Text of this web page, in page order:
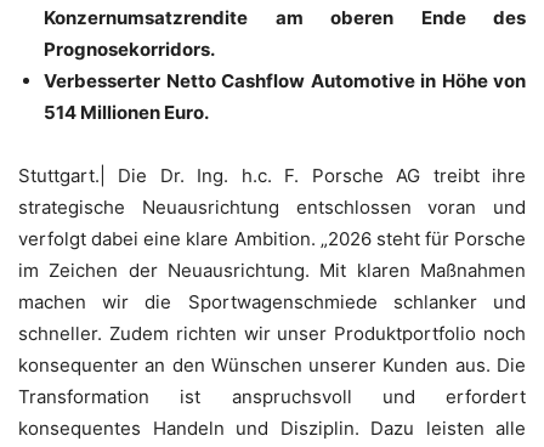
Konzernumsatzrendite am oberen Ende des
Prognosekorridors.
Verbesserter Netto Cashflow Automotive in Höhe von
514 Millionen Euro.
Stuttgart.| Die Dr. Ing. h.c. F. Porsche AG treibt ihre
strategische Neuausrichtung entschlossen voran und
verfolgt dabei eine klare Ambition. „2026 steht für Porsche
im Zeichen der Neuausrichtung. Mit klaren Maßnahmen
machen wir die Sportwagenschmiede schlanker und
schneller. Zudem richten wir unser Produktportfolio noch
konsequenter an den Wünschen unserer Kunden aus. Die
Transformation ist anspruchsvoll und erfordert
konsequentes Handeln und Disziplin. Dazu leisten alle